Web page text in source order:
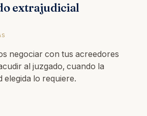
extrajudicial
negociar con tus acreedores
al juzgado, cuando la
elegida lo requiere.